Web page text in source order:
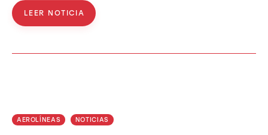
LEER NOTICIA
AEROLÍNEAS NOTICIAS